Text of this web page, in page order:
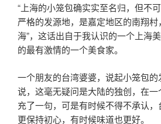
“上海的小笼包确实实至名归，但不
严格的发源地，是嘉定地区的南翔
海”，这话出自于我认识的一个上海
的最有激情的一个美食家。
一个朋友的台湾婆婆，说起小笼包
说，这毫无疑问是大陆的独创，在
充了一句，可是有时候不得不承认
更保持初心，有时候味道也更好。